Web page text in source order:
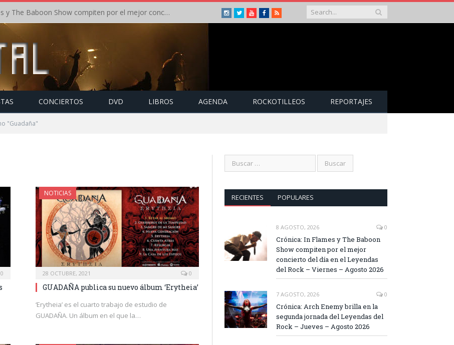
Crónica: In Flames y The Baboon Show compiten por el mejor concierto del día en el Leyendas del Rock – Viernes – Agosto 2026 Instagram
TwitterYoutubeFacebook
RSS
CONCIERTOS DVD LIBROS AGENDA ROCKOTILLEOS REPORTAJES
"Guadaña"
0
NOTICIAS
28 OCTUBRE, 2021 0
GUADAÑA publica su nuevo álbum ‘Erytheia’
‘Erytheia’ es el cuarto trabajo de estudio de
GUADAÑA. Un álbum en el que la…
RECIENTES POPULARES
8 AGOSTO, 2026 0
Crónica: In Flames y The Baboon
Show compiten por el mejor
concierto del día en el Leyendas
del Rock – Viernes – Agosto 2026
7 AGOSTO, 2026 0
Crónica: Arch Enemy brilla en la
segunda jornada del Leyendas del
Rock – Jueves – Agosto 2026